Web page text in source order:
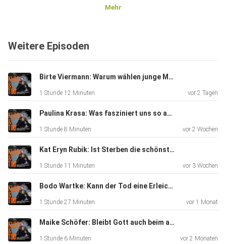
Autorin sowie Sterbe- und Trauerbegleiterin – mit Christine
Bestsellerautorin, die seit Jahrzehnten die deutsche
Medien- und
Kulturlandschaft prägt.
prägendsten Abschied ihres Lebens: dem Tod ihres Vaters,
als sie
einmal die
Tränen kommen. Es geht um Abschied, Trauer und Humor
des Todes, um Glauben und um die Frage, wie wir leben
wollen,
Mehr
Weitere Episoden
Birte Viermann: Warum wählen junge ME/CFS-Betroffene den Freitod?
1 Stunde 12 Minuten vor 2 Tagen
Paulina Krasa: Was fasziniert uns so am Tod anderer?
1 Stunde 8 Minuten vor 2 Wochen
Kat Eryn Rubik: Ist Sterben die schönste Form des Loslassens?
1 Stunde 11 Minuten vor 3 Wochen
Bodo Wartke: Kann der Tod eine Erleichterung sein?
1 Stunde 27 Minuten vor 1 Monat
Maike Schöfer: Bleibt Gott auch beim assistierten Suizid?
1 Stunde 6 Minuten vor 2 Monaten